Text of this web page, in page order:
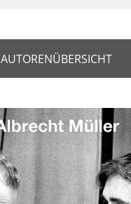
AUTORENÜBERSICHT